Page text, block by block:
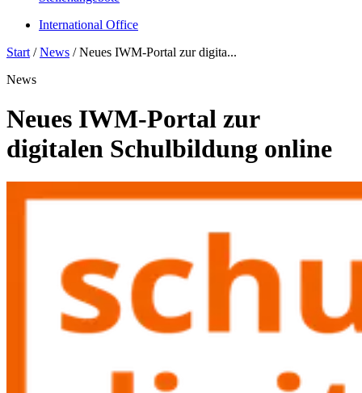
International Office
Start /News /Neues IWM-Portal zur digita...
News
Neues IWM-Portal zur
digitalen Schulbildung online